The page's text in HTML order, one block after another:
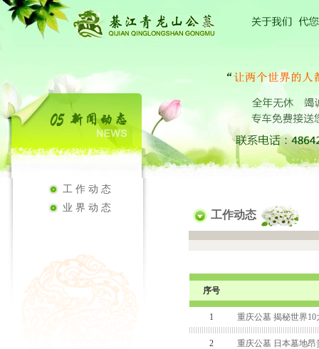
工作动态
业界动态
工作动态
序号
1 重庆公墓 揭秘世界10
2 重庆公墓 日本墓地